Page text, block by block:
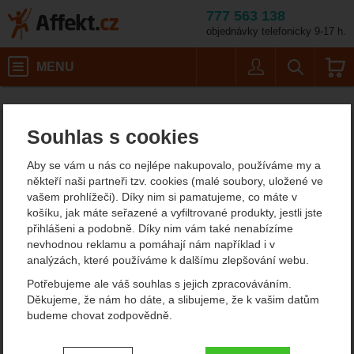
Souhlas s cookies
Aby se vám u nás co nejlépe nakupovalo, používáme my a
někteří naši partneři tzv. cookies (malé soubory, uložené ve
vašem prohlížeči). Díky nim si pamatujeme, co máte v
košíku, jak máte seřazené a vyfiltrované produkty, jestli jste
přihlášeni a podobně. Díky nim vám také nenabízíme
nevhodnou reklamu a pomáhají nám například i v
analýzách, které používáme k dalšímu zlepšování webu.
Potřebujeme ale váš souhlas s jejich zpracováváním.
Děkujeme, že nám ho dáte, a slibujeme, že k vašim datům
budeme chovat zodpovědně.
Nastavení souhlasů s kategoriemi
777 563 138
objednávky telefonicky 9-17 h.
MENU
GSI Condiment
GSI Condiment bottle soft
sided 4 ks set
Fotografie